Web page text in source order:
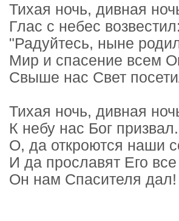
Тихая ночь, дивная
Глас с небес возвестил:
"Радуйтесь, ныне
Мир и спасение всем
Свыше нас Свет
Тихая ночь, дивная
К небу нас Бог призвал.
О, да откроются наши
И да прославят Его все
Он нам Спасителя дал!